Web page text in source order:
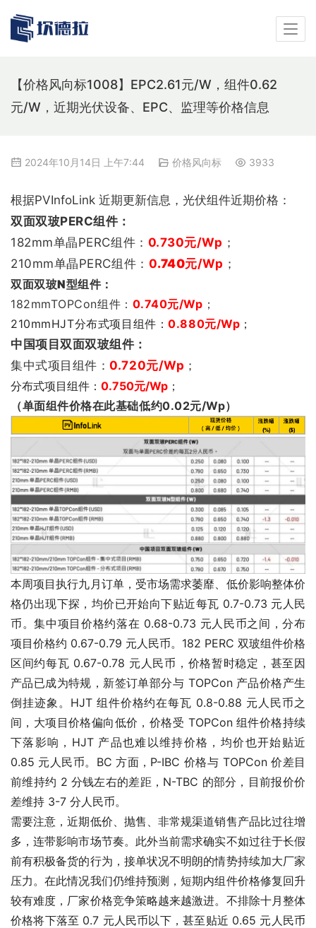
【价格风向标1008】EPC2.61元/W，组件0.62
元/W，近期光伏设备、EPC、监理等价格信息
2024年10月14日 上午7:44 价格风向标 3933
根据PVInfoLink 近期更新信息，光伏组件近期价格：
双面双玻PERC组件：
182mm单晶PERC组件： 0.730元/Wp ；
210mm单晶PERC组件： 0.740元/Wp ；
双面双玻N型组件：
182mmTOPCon组件： 0.740元/Wp ；
210mmHJT分布式项目组件：0.880元/Wp ；
中国项目双面双玻组件：
集中式项目组件：0.720元/Wp ；
分布式项目组件： 0.750元/Wp ；
（单面组件价格在此基础低约0.02元/Wp）
本周项目执行九月订单，受市场需求萎靡、低价影响整体价
格仍出现下探，均价已开始向下贴近每瓦 0.7-0.73 元人民
币。集中项目价格约落在 0.68-0.73 元人民币之间，分布
项目价格约 0.67-0.79 元人民币。182 PERC 双玻组件价格
区间约每瓦 0.67-0.78 元人民币，价格暂时稳定，甚至因
产品已成为特规，新签订单部分与 TOPCon 产品价格产生
倒挂迹象。HJT 组件价格约在每瓦 0.8-0.88 元人民币之
间，大项目价格偏向低价，价格受 TOPCon 组件价格持续
下落影响，HJT 产品也难以维持价格，均价也开始贴近
0.85 元人民币。BC 方面，P-IBC 价格与 TOPCon 价差目
前维持约 2 分钱左右的差距，N-TBC 的部分，目前报价价
差维持 3-7 分人民币。
需要注意，近期低价、抛售、非常规渠道销售产品比过往增
多，连带影响市场节奏。此外当前需求确实不如过往于长假
前有积极备货的行为，接单状况不明朗的情势持续加大厂家
压力。在此情况我们仍维持预测，短期内组件价格修复回升
较有难度，厂家价格竞争策略越来越激进。不排除十月整体
价格将下落至 0.7 元人民币以下，甚至贴近 0.65 元人民币